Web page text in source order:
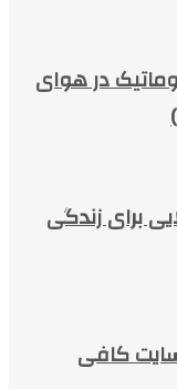
در هوای
برای زندگی
سایت کافی